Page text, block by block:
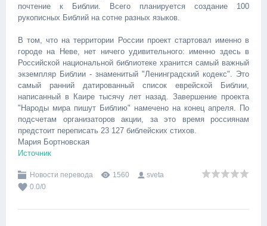
почтение к Библии. Всего планируется создание 100
рукописных Библий на сотне разных языков.
В том, что на территории России проект стартовал именно в
городе на Неве, нет ничего удивительного: именно здесь в
Российской национальной библиотеке хранится самый важный
экземпляр Библии - знаменитый "Ленинградский кодекс". Это
самый ранний датированный список еврейской Библии,
написанный в Каире тысячу лет назад. Завершение проекта
"Народы мира пишут Библию" намечено на конец апреля. По
подсчетам организаторов акции, за это время россиянам
предстоит переписать 23 127 библейских стихов.
Мария Бортновская
Источник
Новости перевода 1560
sveta
0.0/0